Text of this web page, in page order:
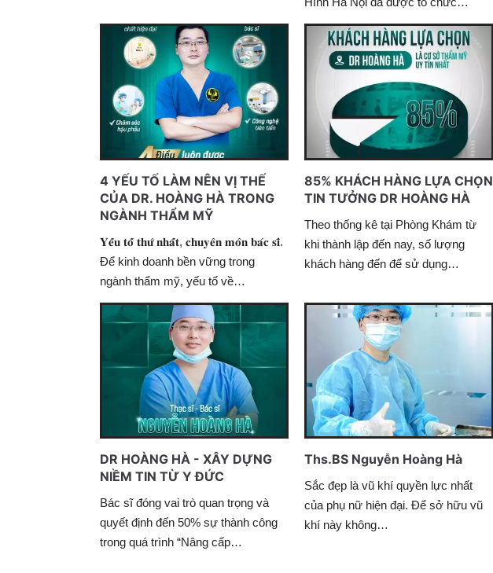
4 YẾU TỐ LÀM NÊN VỊ THẾ
CỦA DR. HOÀNG HÀ TRONG
NGÀNH THẨM MỸ
𝐘𝐞̂́𝐮 𝐭𝐨̂́ 𝐭𝐡𝐮̛́ 𝐧𝐡𝐚̂́𝐭, 𝐜𝐡𝐮𝐲𝐞̂𝐧 𝐦𝐨̂𝐧 𝐛𝐚́𝐜 𝐬𝐢̃.
Để kinh doanh bền vững trong
ngành thẩm mỹ, yếu tố về…
85% KHÁCH HÀNG LỰA CHỌN
TIN TƯỞNG DR HOÀNG HÀ
Theo thống kê tại Phòng Khám từ
khi thành lập đến nay, số lượng
khách hàng đến để sử dụng…
DR HOÀNG HÀ - XÂY DỰNG
NIỀM TIN TỪ Y ĐỨC
Bác sĩ đóng vai trò quan trọng và
quyết định đến 50% sự thành công
trong quá trình “Nâng cấp…
Ths.BS Nguyễn Hoàng Hà
Sắc đẹp là vũ khí quyền lực nhất
của phụ nữ hiện đại. Để sở hữu vũ
khí này không…